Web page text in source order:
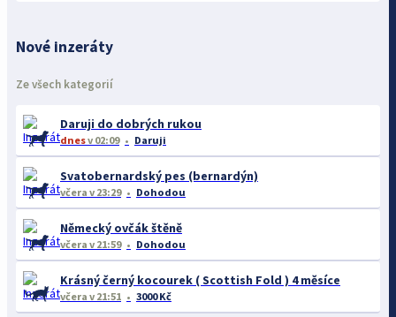
Nové inzeráty
Ze všech kategorií
Daruji do dobrých rukou
dnesv 02:09 Daruji
Svatobernardský pes (bernardýn)
včera v 23:29 Dohodou
Německý ovčák štěně
včera v 21:59 Dohodou
Krásný černý kocourek ( Scottish Fold ) 4 měsíce
včera v 21:51 3000 Kč